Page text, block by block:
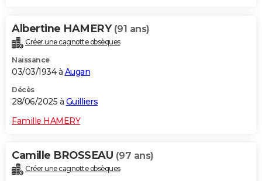
Albertine HAMERY (91 ans)
Créer une cagnotte obsèques
Naissance
03/03/1934 à Augan
Décès
28/06/2025 à Guilliers
Famille HAMERY
Camille BROSSEAU (97 ans)
Créer une cagnotte obsèques